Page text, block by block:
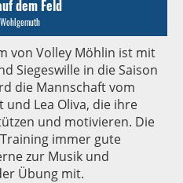
dem Feld
von Volley Möhlin ist mit
Siegeswille in die Saison
die Mannschaft vom
Lea Oliva, die ihre
und motivieren. Die
immer gute
zur Musik und
Übung mit.